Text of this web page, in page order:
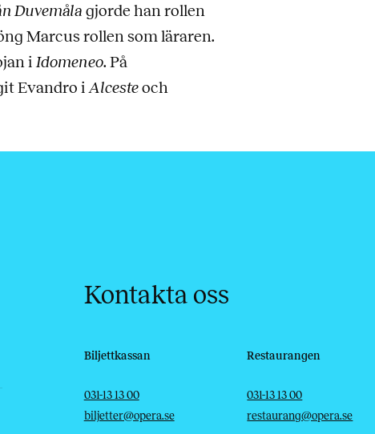
Duvemåla gjorde han rollen
Marcus rollen som läraren.
i Idomeneo. På
Evandro i Alcesteoch
Kontakta oss
Biljettkassan
Telefon
031-13 13 00
E-post
biljetter@opera.se
Restaurangen
Telefon
031-13 13 00
E-post
restaurang@opera.se